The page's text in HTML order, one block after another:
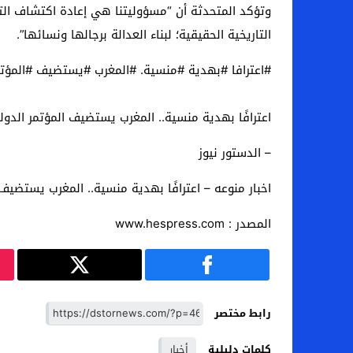
وتؤكد المتحدثة أن “مسؤوليتنا هي إعادة اكتشاف
التاريخية الحقيقية؛ لبناء العدالة برجالها ونسائها”.
#اعترافا #بهدية #منسية. #المغرب #يستضيف
اعترافًا بهدية منسية.. المغرب يستضيف المؤتمر
– الدستور نيوز
اخبار منوعه – اعترافًا بهدية منسية.. المغرب
المصدر : www.hespress.com
رابط مختصر